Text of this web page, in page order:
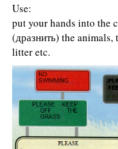
Use:
put your hands into the
(дразнить) the animals,
litter etc.